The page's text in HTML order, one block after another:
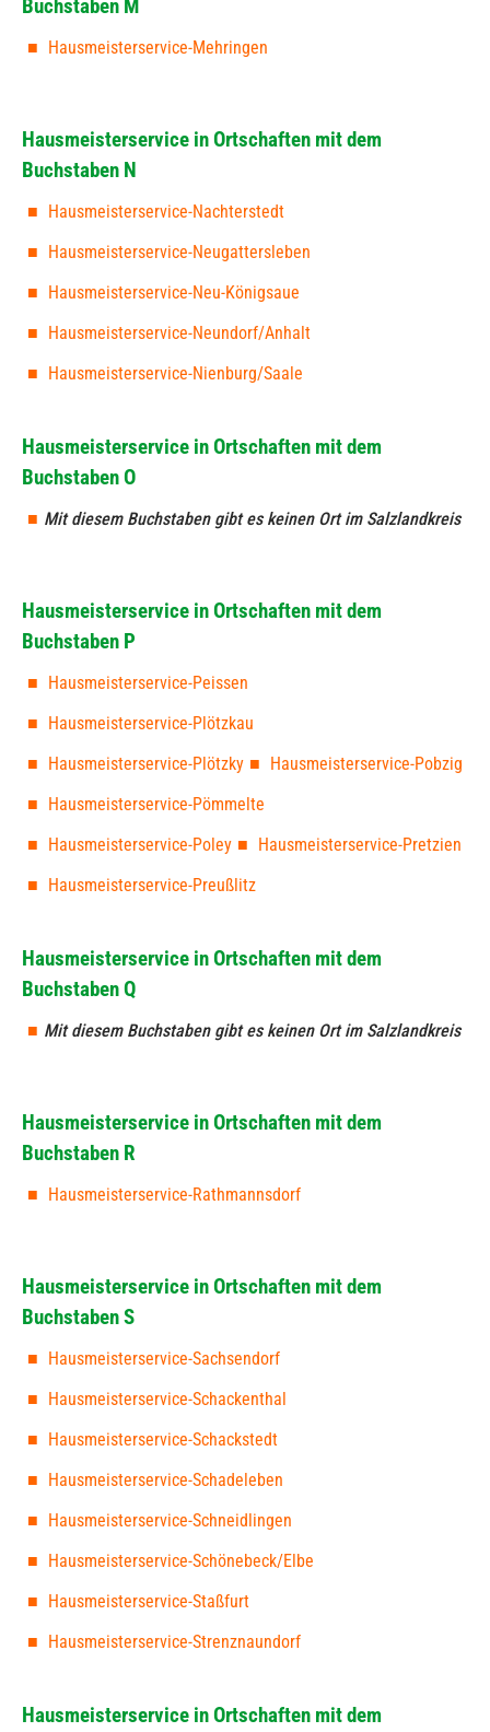
Buchstaben M
Hausmeisterservice-Mehringen
Hausmeisterservice in Ortschaften mit dem
Buchstaben N
Hausmeisterservice-Nachterstedt
Hausmeisterservice-Neugattersleben
Hausmeisterservice-Neu-Königsaue
Hausmeisterservice-Neundorf/Anhalt
Hausmeisterservice-Nienburg/Saale
Hausmeisterservice in Ortschaften mit dem
Buchstaben O
Mit diesem Buchstaben gibt es keinen Ort im Salzlandkreis
Hausmeisterservice in Ortschaften mit dem
Buchstaben P
Hausmeisterservice-Peissen
Hausmeisterservice-Plötzkau
Hausmeisterservice-Plötzky
Hausmeisterservice-Pobzig
Hausmeisterservice-Pömmelte
Hausmeisterservice-Poley
Hausmeisterservice-Pretzien
Hausmeisterservice-Preußlitz
Hausmeisterservice in Ortschaften mit dem
Buchstaben Q
Mit diesem Buchstaben gibt es keinen Ort im Salzlandkreis
Hausmeisterservice in Ortschaften mit dem
Buchstaben R
Hausmeisterservice-Rathmannsdorf
Hausmeisterservice in Ortschaften mit dem
Buchstaben S
Hausmeisterservice-Sachsendorf
Hausmeisterservice-Schackenthal
Hausmeisterservice-Schackstedt
Hausmeisterservice-Schadeleben
Hausmeisterservice-Schneidlingen
Hausmeisterservice-Schönebeck/Elbe
Hausmeisterservice-Staßfurt
Hausmeisterservice-Strenznaundorf
Hausmeisterservice in Ortschaften mit dem